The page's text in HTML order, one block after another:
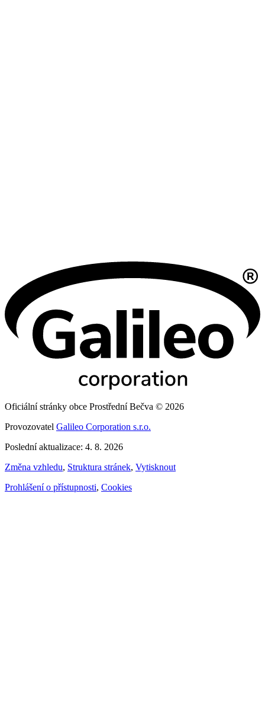
Oficiální stránky obce Prostřední Bečva © 2026
Provozovatel Galileo Corporation s.r.o.
Poslední aktualizace: 4. 8. 2026
Změna vzhledu, Struktura stránek, Vytisknout
Prohlášení o přístupnosti, Cookies